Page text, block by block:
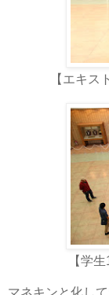
【エキス
【学
マネキンと化し